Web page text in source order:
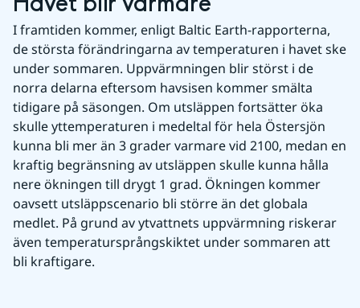
I framtiden kommer, enligt Baltic Earth-rapporterna,
de största förändringarna av temperaturen i havet ske
under sommaren. Uppvärmningen blir störst i de
norra delarna eftersom havsisen kommer smälta
tidigare på säsongen. Om utsläppen fortsätter öka
skulle yttemperaturen i medeltal för hela Östersjön
kunna bli mer än 3 grader varmare vid 2100, medan en
kraftig begränsning av utsläppen skulle kunna hålla
nere ökningen till drygt 1 grad. Ökningen kommer
oavsett utsläppscenario bli större än det globala
medlet. På grund av ytvattnets uppvärmning riskerar
även temperatursprångskiktet under sommaren att
bli kraftigare.